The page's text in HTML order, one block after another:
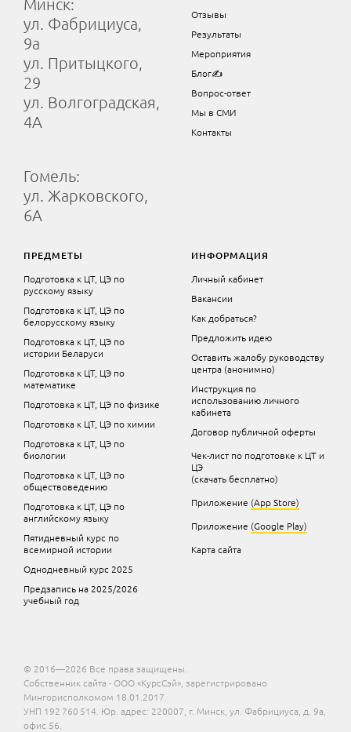
ул. Фабрициуса,
9а
ул. Притыцкого,
29
ул. Волгоградская,
4А
Гомель:
ул. Жарковского,
6А
Отзывы
Результаты
Мероприятия
Блог✍
Вопрос-ответ
Мы в СМИ
Контакты
ПРЕДМЕТЫ
Подготовка к ЦТ, ЦЭ по
русскому языку
Подготовка к ЦТ, ЦЭ по
белорусскому языку
Подготовка к ЦТ, ЦЭ по
истории Беларуси
Подготовка к ЦТ, ЦЭ по
математике
Подготовка к ЦТ, ЦЭ по физике
Подготовка к ЦТ, ЦЭ по химии
Подготовка к ЦТ, ЦЭ по
биологии
Подготовка к ЦТ, ЦЭ по
обществоведению
Подготовка к ЦТ, ЦЭ по
английскому языку
Пятидневный курс по
всемирной истории
Однодневный курс 2025
Предзапись на 2025/2026
учебный год
ИНФОРМАЦИЯ
Личный кабинет
Вакансии
Как добраться?
Предложить идею
Оставить жалобу руководству
центра (анонимно)
Инструкция по
использованию личного
кабинета
Договор публичной оферты
Чек-лист по подготовке к ЦТ и
ЦЭ
(скачать бесплатно)
Приложение (App Store)
Приложение (Google Play)
Карта сайта
© 2016—2026 Все права защищены.
Собственник сайта - ООО «КурсСэй», зарегистрировано
Мингорисполкомом 18.01.2017.
УНП 192 760 514. Юр. адрес: 220007, г. Минск, ул. Фабрициуса, д. 9а,
офис 56.